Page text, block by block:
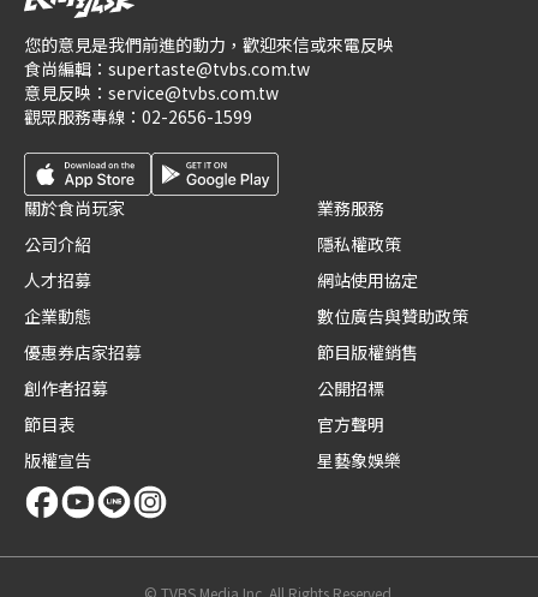
您的意見是我們前進的動力，歡迎來信或來電反映
食尚編輯： supertaste@tvbs.com.tw
意見反映： service@tvbs.com.tw
觀眾服務專線： 02-2656-1599
關於食尚玩家
公司介紹
人才招募
企業動態
優惠券店家招募
創作者招募
節目表
版權宣告
業務服務
隱私權政策
網站使用協定
數位廣告與贊助政策
節目版權銷售
公開招標
官方聲明
星藝象娛樂
© TVBS Media Inc. All Rights Reserved.